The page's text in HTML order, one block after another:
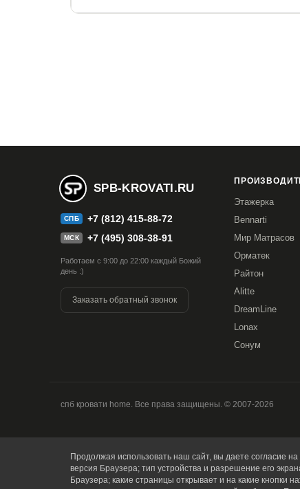
SPB-KROVATI.RU
СПБ +7 (812) 415-88-72
МСК +7 (495) 308-38-91
Работаем с 9:00 до 22:00 каждый Божий
день :)
Заказать обратный звонок
Этажерка
Bennarti
Мир Матрасов
Орматек
Райтон
Alitte
DreamLine
Lonax
Сонум
спб кровати home. Все права защищены. © 2007-2026
Продолжая использовать наш сайт, вы даете согласие
версия Браузера; тип устройства и разрешение его
Браузера; какие страницы открывает и на какие кнопки